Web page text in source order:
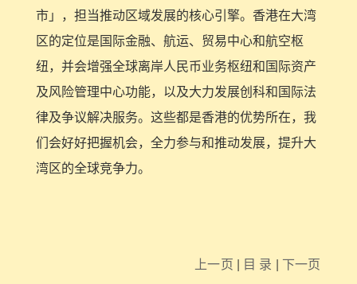
市」，担当推动区域发展的核心引擎。香港在大湾
区的定位是国际金融、航运、贸易中心和航空枢
纽，并会增强全球离岸人民币业务枢纽和国际资产
及风险管理中心功能，以及大力发展创科和国际法
律及争议解决服务。这些都是香港的优势所在，我
们会好好把握机会，全力参与和推动发展，提升大
湾区的全球竞争力。
上一页 | 目 录 | 下一页